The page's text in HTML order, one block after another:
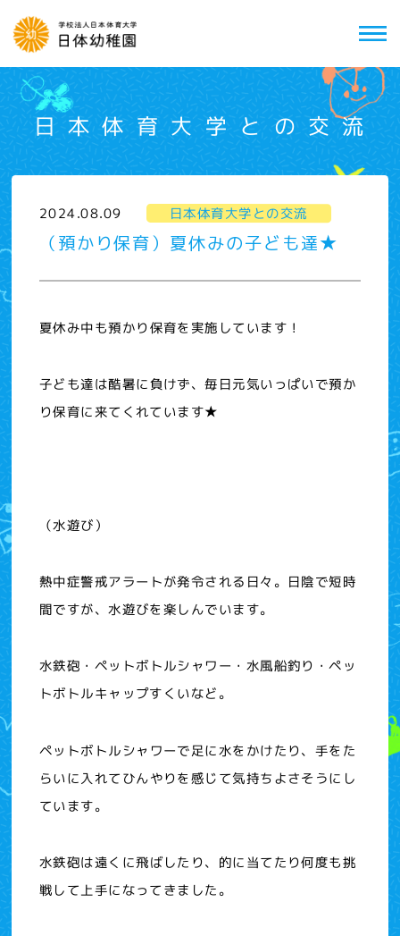
日本体育大学との交流
2024.08.09 日本体育大学との交流
（預かり保育）夏休みの子ども達★
夏休み中も預かり保育を実施しています！
子ども達は酷暑に負けず、毎日元気いっぱいで預か
り保育に来てくれています★
（水遊び）
熱中症警戒アラートが発令される日々。日陰で短時
間ですが、水遊びを楽しんでいます。
水鉄砲・ペットボトルシャワー・水風船釣り・ペッ
トボトルキャップすくいなど。
ペットボトルシャワーで足に水をかけたり、手をた
らいに入れてひんやりを感じて気持ちよさそうにし
ています。
水鉄砲は遠くに飛ばしたり、的に当てたり何度も挑
戦して上手になってきました。